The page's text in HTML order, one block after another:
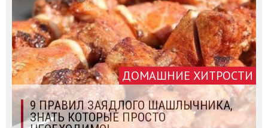
ДОМАШНИЕ ХИТРОСТИ
9 ПРАВИЛ ЗАЯДЛОГО ШАШЛЫЧНИКА,
ЗНАТЬ КОТОРЫЕ ПРОСТО